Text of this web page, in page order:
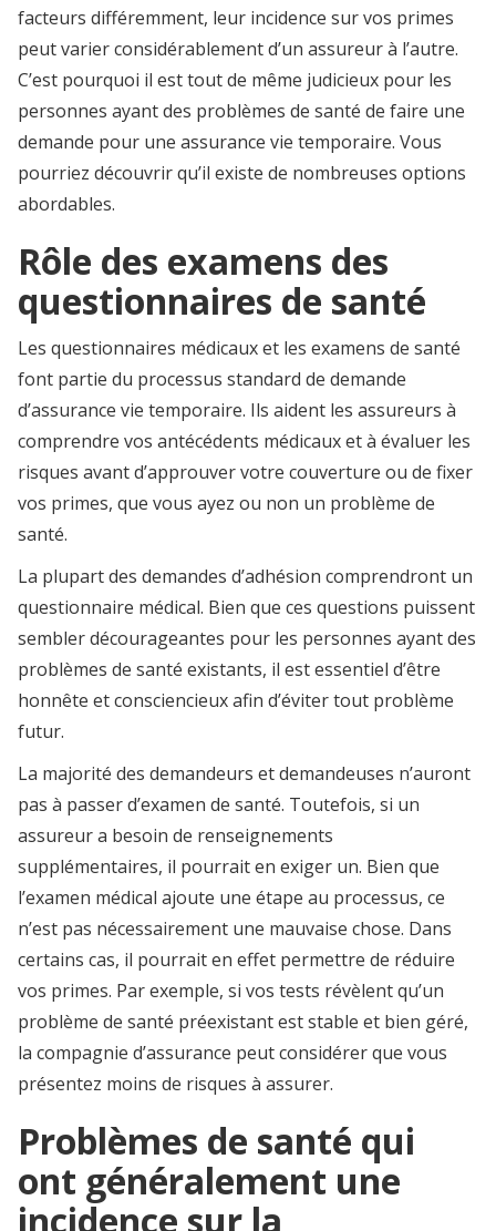
facteurs différemment, leur incidence sur vos primes
peut varier considérablement d’un assureur à l’autre.
C’est pourquoi il est tout de même judicieux pour les
personnes ayant des problèmes de santé de faire une
demande pour une assurance vie temporaire. Vous
pourriez découvrir qu’il existe de nombreuses options
abordables.
Rôle des examens des
questionnaires de santé
Les questionnaires médicaux et les examens de santé
font partie du processus standard de demande
d’assurance vie temporaire. Ils aident les assureurs à
comprendre vos antécédents médicaux et à évaluer les
risques avant d’approuver votre couverture ou de fixer
vos primes, que vous ayez ou non un problème de
santé.
La plupart des demandes d’adhésion comprendront un
questionnaire médical. Bien que ces questions puissent
sembler décourageantes pour les personnes ayant des
problèmes de santé existants, il est essentiel d’être
honnête et consciencieux afin d’éviter tout problème
futur.
La majorité des demandeurs et demandeuses n’auront
pas à passer d’examen de santé. Toutefois, si un
assureur a besoin de renseignements
supplémentaires, il pourrait en exiger un. Bien que
l’examen médical ajoute une étape au processus, ce
n’est pas nécessairement une mauvaise chose. Dans
certains cas, il pourrait en effet permettre de réduire
vos primes. Par exemple, si vos tests révèlent qu’un
problème de santé préexistant est stable et bien géré,
la compagnie d’assurance peut considérer que vous
présentez moins de risques à assurer.
Problèmes de santé qui
ont généralement une
incidence sur la